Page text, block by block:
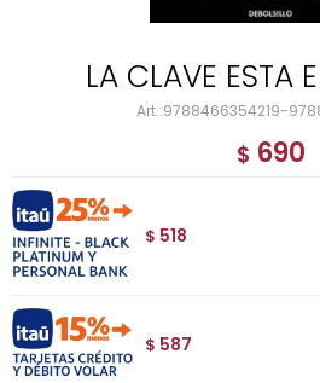
LA CLAVE ESTA
9788466354219-
$ 690
$ 518
$ 587